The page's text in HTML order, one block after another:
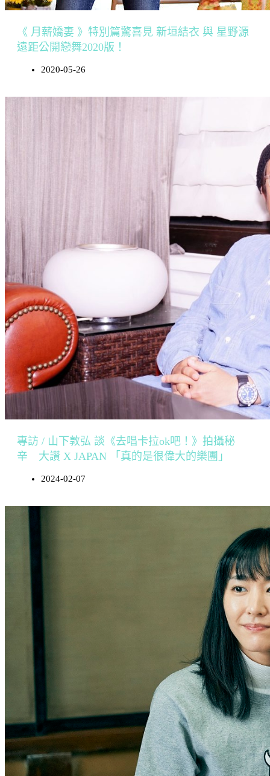
《 月薪嬌妻 》特別篇驚喜見 新垣結衣 與 星野源
遠距公開戀舞2020版！
2020-05-26
專訪 / 山下敦弘 談《去唱卡拉ok吧！》拍攝秘
辛 大讚 X JAPAN 「真的是很偉大的樂團」
2024-02-07